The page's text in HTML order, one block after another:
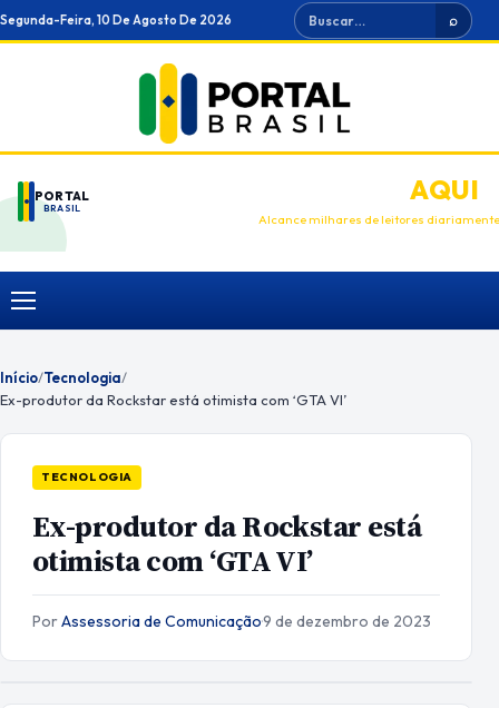
Ir
para
Segunda-Feira, 10 De Agosto De 2026 Buscar ⌕
PORTAL
BRASIL
ANUNCIEAQUI
Alcance milhares de leitores diariamente
Menu
Início/Tecnologia/
Ex-produtor da Rockstar está otimista com ‘GTA VI’
TECNOLOGIA
Ex-produtor da Rockstar está
otimista com ‘GTA VI’
PorAssessoria de Comunicação·9 de dezembro de 2023